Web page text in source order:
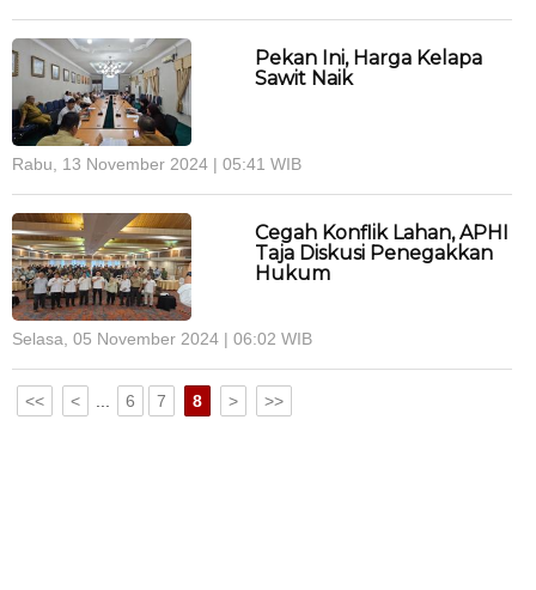
Pekan Ini, Harga Kelapa
Sawit Naik
Rabu, 13 November 2024 | 05:41 WIB
Cegah Konflik Lahan, APHI
Taja Diskusi Penegakkan
Hukum
Selasa, 05 November 2024 | 06:02 WIB
<< < 6 7 8 > >>